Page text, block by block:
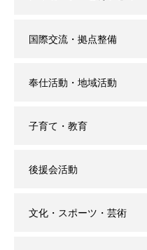
国際交流・拠点整備
奉仕活動・地域活動
子育て・教育
後援会活動
文化・スポーツ・芸術